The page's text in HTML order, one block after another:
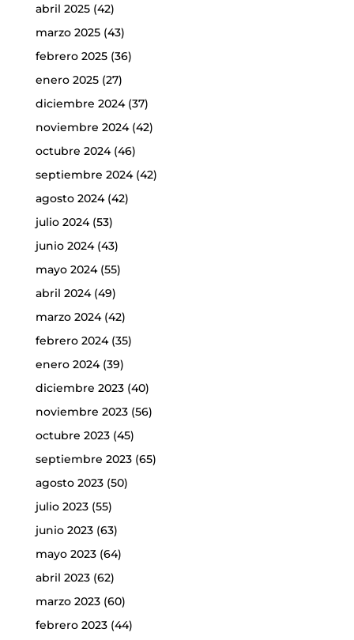
abril 2025(42)
marzo 2025(43)
febrero 2025(36)
enero 2025(27)
diciembre 2024(37)
noviembre 2024(42)
octubre 2024(46)
septiembre 2024(42)
agosto 2024(42)
julio 2024(53)
junio 2024(43)
mayo 2024(55)
abril 2024(49)
marzo 2024(42)
febrero 2024(35)
enero 2024(39)
diciembre 2023(40)
noviembre 2023(56)
octubre 2023(45)
septiembre 2023(65)
agosto 2023(50)
julio 2023(55)
junio 2023(63)
mayo 2023(64)
abril 2023(62)
marzo 2023(60)
febrero 2023(44)